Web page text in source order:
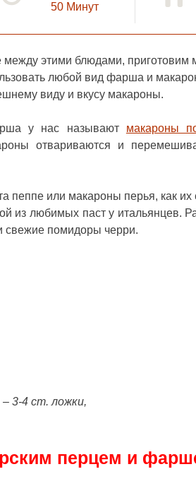
50 Минут
между этими блюдами, приготовим
любой вид фарша и
виду и вкусу макароны.
у нас называют макароны
отвариваются и
пеппе или макароны перья, как
из любимых паст у итальянцев.
свежие помидоры черри.
3-4 ст. ложки,
перцем и